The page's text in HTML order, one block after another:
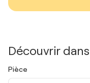
Découvrir
Pièce